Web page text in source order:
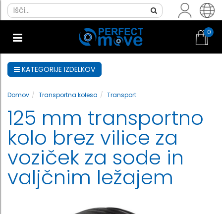
0
KATEGORIJE IZDELKOV
Domov Transportna kolesa Transport
125 mm transportno
kolo brez vilice za
voziček za sode in
valjčnim ležajem